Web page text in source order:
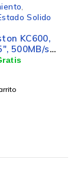
de Estado Solido
KC3000
1TB, M.2, 6000
7000
PCI Express
al carrito